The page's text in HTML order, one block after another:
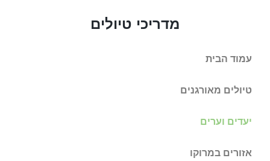
מדריכי טיולים
עמוד הבית
טיולים מאורגנים
יעדים וערים
אזורים במרוקו